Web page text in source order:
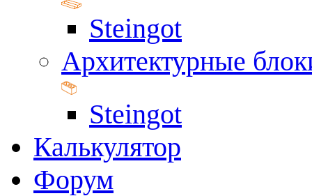
Steingot
Архитектурные
Steingot
Калькулятор
Форум